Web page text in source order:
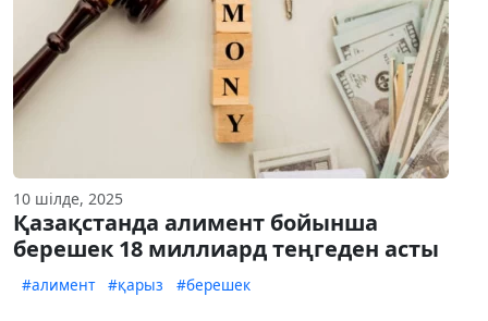
10 шілде, 2025
Қазақстанда алимент бойынша
берешек 18 миллиард теңгеден асты
#алимент #қарыз #берешек